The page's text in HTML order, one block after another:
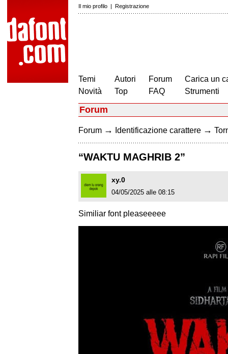
Il mio profilo | Registrazione
Temi
Novità
Autori
Top
Forum
FAQ
Carica un
Strumenti
Forum
Forum → Identificazione carattere →
“WAKTU MAGHRIB 2”
xy.0
04/05/2025 alle 08:15
Similiar font pleaseeeee